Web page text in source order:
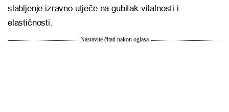
slabljenje izravno utječe na gubitak vitalnosti i
elastičnosti.
Nastavite čitati nakon oglasa